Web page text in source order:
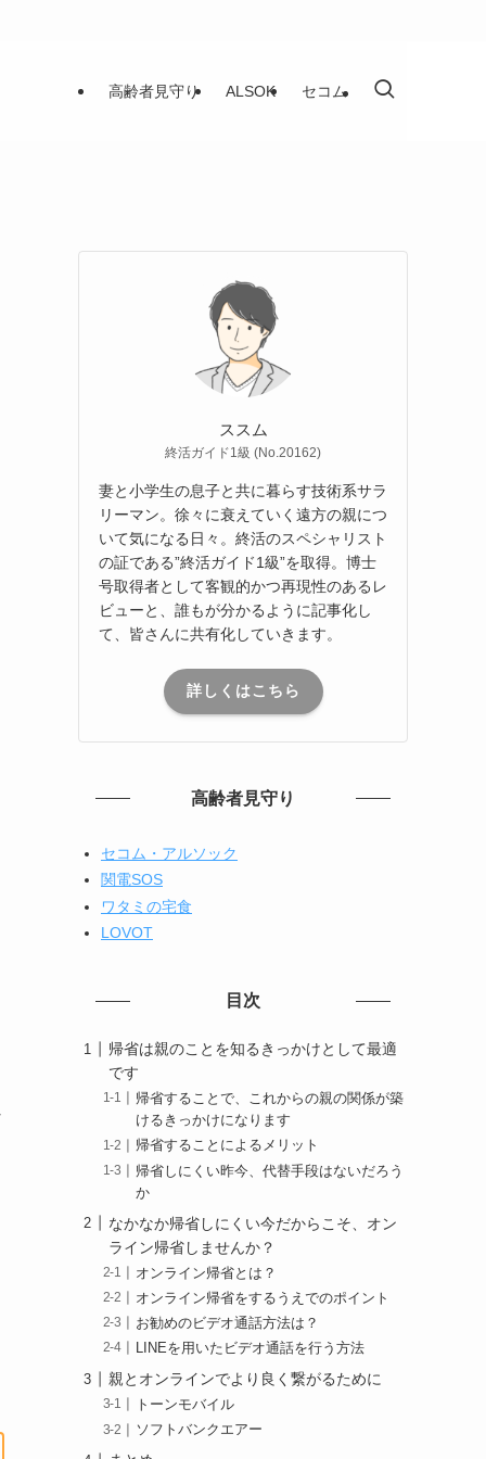
高齢者見守り ALSOK セコム
ススム
終活ガイド1級 (No.20162)
妻と小学生の息子と共に暮らす技術系サラ
リーマン。徐々に衰えていく遠方の親につ
いて気になる日々。終活のスペシャリスト
の証である”終活ガイド1級”を取得。博士
号取得者として客観的かつ再現性のあるレ
ビューと、誰もが分かるように記事化し
て、皆さんに共有化していきます。
詳しくはこちら
高齢者見守り
セコム・アルソック
関電SOS
ワタミの宅食
LOVOT
目次
帰省は親のことを知るきっかけとして最適
です
帰省することで、これからの親の関係が築
けるきっかけになります
帰省することによるメリット
帰省しにくい昨今、代替手段はないだろう
か
なかなか帰省しにくい今だからこそ、オン
ライン帰省しませんか？
オンライン帰省とは？
オンライン帰省をするうえでのポイント
お勧めのビデオ通話方法は？
LINEを用いたビデオ通話を行う方法
親とオンラインでより良く繋がるために
トーンモバイル
ソフトバンクエアー